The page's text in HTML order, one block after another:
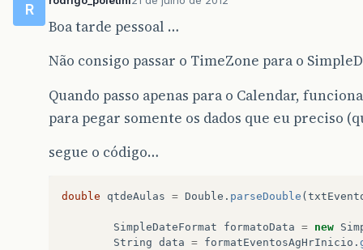
R
Boa tarde pessoal …
Não consigo passar o TimeZone para o
Quando passo apenas para o Calendar,
para pegar somente os dados que eu preciso
segue o código…
double qtdeAulas = Double . parseDouble (
SimpleDateFormat formatoData = new
String data = formatEventosAgHrInicio .